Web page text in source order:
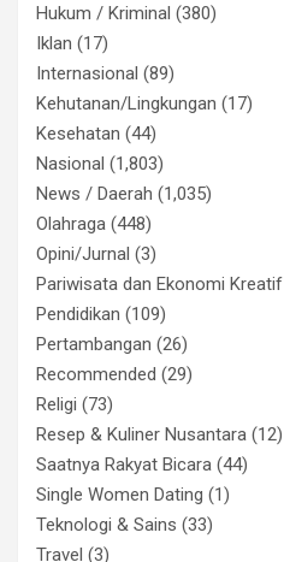
Hukum / Kriminal (380)
Iklan (17)
Internasional (89)
Kehutanan/Lingkungan (17)
Kesehatan (44)
Nasional (1,803)
News / Daerah (1,035)
Olahraga (448)
Opini/Jurnal (3)
Pariwisata dan Ekonomi Kreatif
Pendidikan (109)
Pertambangan (26)
Recommended (29)
Religi (73)
Resep & Kuliner Nusantara (12)
Saatnya Rakyat Bicara (44)
Single Women Dating (1)
Teknologi & Sains (33)
Travel (3)